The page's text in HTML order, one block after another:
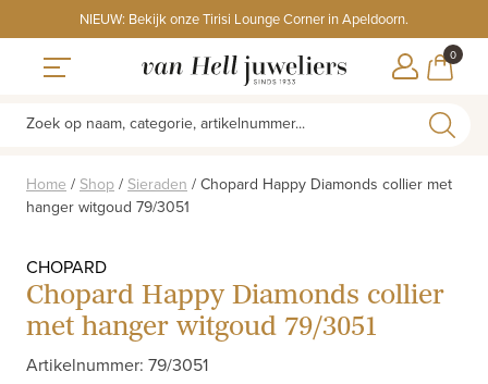
to
content
NIEUW: Bekijk onze Tirisi Lounge Corner in Apeldoorn.
0
Zoek op naam, categorie, artikelnummer...
Home / Shop / Sieraden / Chopard Happy Diamonds collier met
hanger witgoud 79/3051
CHOPARD
Chopard Happy Diamonds collier
met hanger witgoud 79/3051
Artikelnummer: 79/3051